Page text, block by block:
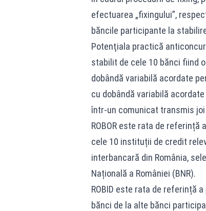
efectuarea „fixingului”,
băncile participante la
Potenţiala practică
stabilit de cele 10 bănci fiind
dobândă variabilă acordate
cu dobândă variabilă
într-un comunicat transmis
ROBOR este rata de
cele 10 instituții de credit
interbancară din România,
Națională a României (BNR).
ROBID este rata de referință
bănci de la alte bănci